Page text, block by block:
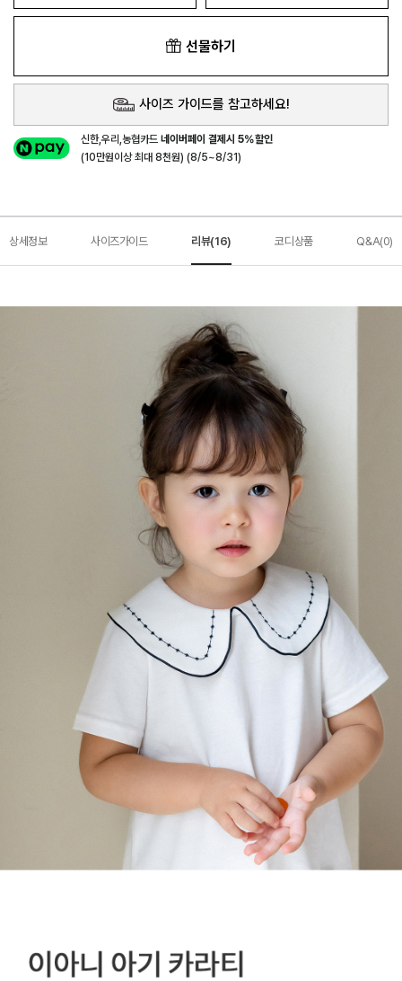
선물하기
사이즈 가이드를 참고하세요!
신한,우리,농협카드네이버페이 결제시 5%할인
(10만원이상 최대 8천원) (8/5~8/31)
상세정보 사이즈가이드 리뷰(16) 코디상품 Q&A(0)